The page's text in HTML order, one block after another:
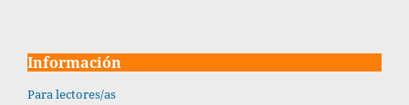
Información
Para lectores/as